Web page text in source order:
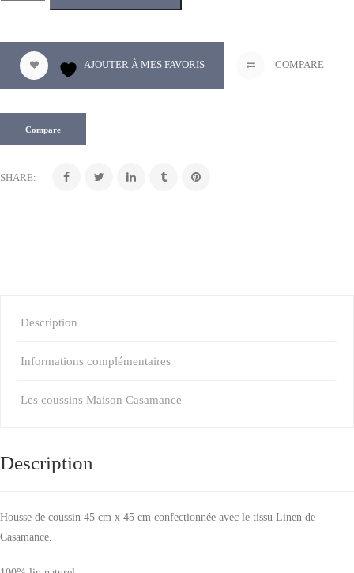
AJOUTER À MES FAVORIS COMPARE
Compare
SHARE:
Description
Informations complémentaires
Les coussins Maison Casamance
Description
Housse de coussin 45 cm x 45 cm confectionnée avec le tissu Linen de
Casamance.